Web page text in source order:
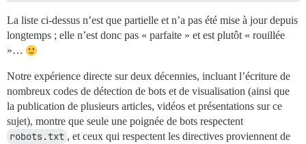
La liste ci-dessus n’est que partielle et n’a pas été mise à jour depuis
longtemps ; elle n’est donc pas « parfaite » et est plutôt « rouillée
»…
Notre expérience directe sur deux décennies, incluant l’écriture de
nombreux codes de détection de bots et de visualisation (ainsi que
la publication de plusieurs articles, vidéos et présentations sur ce
sujet), montre que seule une poignée de bots respectent
robots.txt , et ceux qui respectent les directives proviennent de